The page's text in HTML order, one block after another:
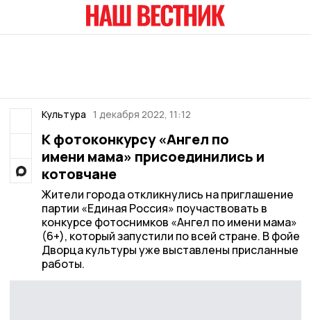
Культура 1 декабря 2022, 11:12
К фотоконкурсу «Ангел по
имени мама» присоединились и
котовчане
Жители города откликнулись на приглашение
партии «Единая Россия» поучаствовать в
конкурсе фотоснимков «Ангел по имени мама»
(6+), который запустили по всей стране. В фойе
Дворца культуры уже выставлены присланные
работы.